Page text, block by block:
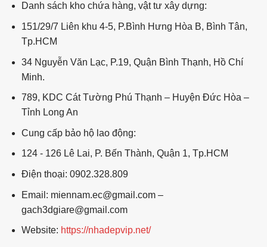
Danh sách kho chứa hàng, vật tư xây dựng:
151/29/7 Liên khu 4-5, P.Bình Hưng Hòa B, Bình Tân,
Tp.HCM
34 Nguyễn Văn Lạc, P.19, Quận Bình Thạnh, Hồ Chí
Minh.
789, KDC Cát Tường Phú Thạnh – Huyện Đức Hòa –
Tỉnh Long An
Cung cấp bảo hộ lao động:
124 - 126 Lê Lai, P. Bến Thành, Quận 1, Tp.HCM
Điện thoại: 0902.328.809
Email: miennam.ec@gmail.com –
gach3dgiare@gmail.com
Website: https://nhadepvip.net/